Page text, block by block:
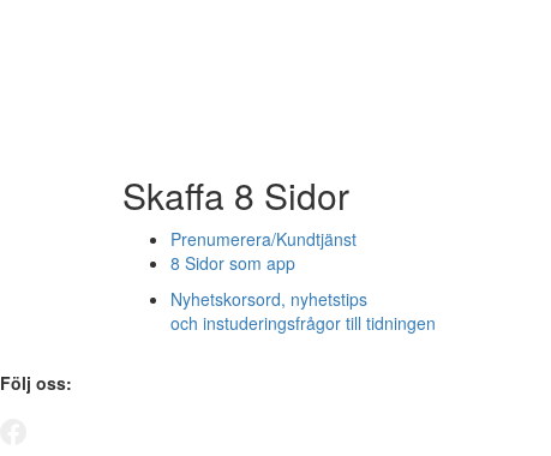
Skaffa 8 Sidor
Prenumerera/Kundtjänst
8 Sidor som app
Nyhetskorsord, nyhetstips
och instuderingsfrågor till tidningen
Följ oss: